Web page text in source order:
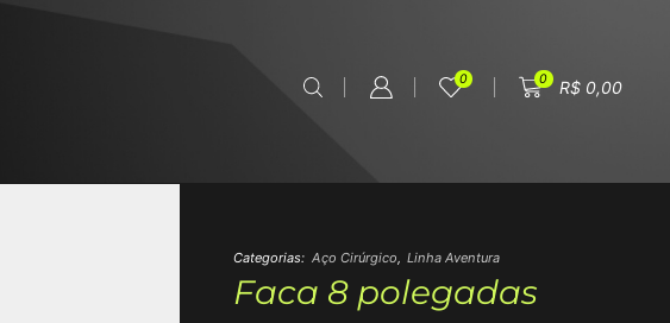
0 0 R$0,00
Categorias: Aço Cirúrgico, Linha Aventura
Faca 8 polegadas